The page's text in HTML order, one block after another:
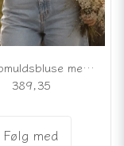
Hvid bomuldsbluse med blondedetaljer
389,35
Følg med